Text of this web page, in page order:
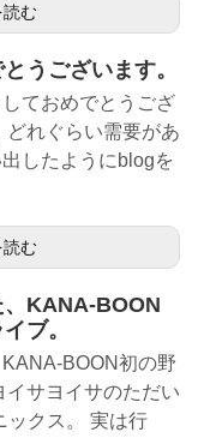
読む
うございます。
ておめでとうござ
どれぐらい需要があ
したようにblogを
読む
KANA-BOON
ブ。
BOON初の野
サヨイサのただい
ックス。 実は行